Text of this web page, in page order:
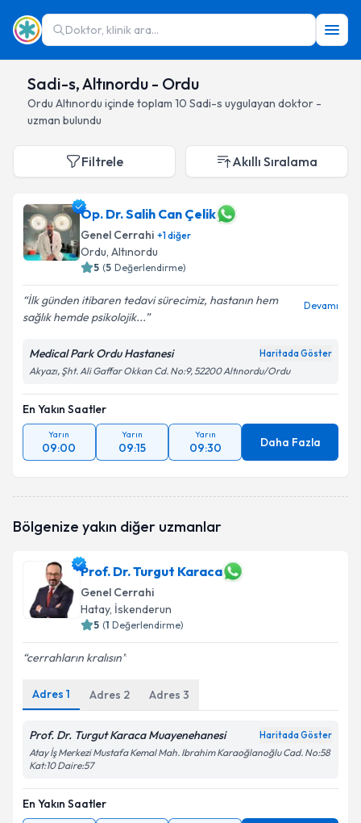
Doktor, klinik ara...
Sadi-s, Altınordu - Ordu
Ordu Altınordu içinde toplam 10 Sadi-s uygulayan doktor -
uzman bulundu
Filtrele Akıllı Sıralama
Op. Dr. Salih Can Çelik
Genel Cerrahi +1diğer
Ordu, Altınordu
5 (5 Değerlendirme)
İlk günden itibaren tedavi sürecimiz, hastanın hem
sağlık hemde psikolojik...
Devamı
Medical Park Ordu Hastanesi Haritada Göster
Akyazı, Şht. Ali Gaffar Okkan Cd. No:9, 52200 Altınordu/Ordu
En Yakın Saatler
Yarın
09:00
Yarın
09:15
Yarın
09:30 Daha Fazla
Bölgenize yakın diğer uzmanlar
Prof. Dr. Turgut Karaca
Genel Cerrahi
Hatay, İskenderun
5 (1 Değerlendirme)
cerrahların kralısın
Adres 1 Adres 2 Adres 3
Prof. Dr. Turgut Karaca Muayenehanesi Haritada Göster
Atay İş Merkezi Mustafa Kemal Mah. Ibrahim Karaoğlanoğlu Cad. No:58
Kat:10 Daire:57
En Yakın Saatler